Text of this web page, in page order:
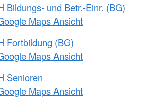
Bildungs- und Betr.-Einr. (BG)
Maps Ansicht
Fortbildung (BG)
Maps Ansicht
Senioren
Maps Ansicht